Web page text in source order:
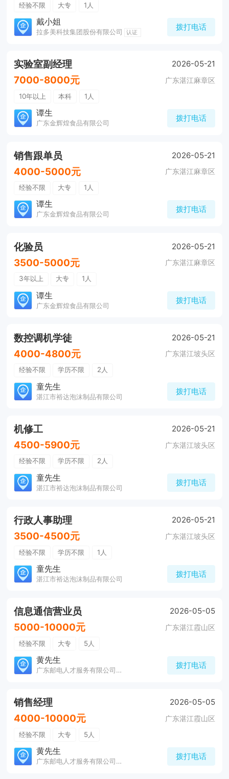
经验不限 大专 1人
戴小姐
拉多美科技集团股份有限公司 认证
拨打电话
实验室副经理 2026-05-21
7000-8000元 广东湛江麻章区
10年以上 本科 1人
谭生
广东金辉煌食品有限公司
拨打电话
销售跟单员 2026-05-21
4000-5000元 广东湛江麻章区
经验不限 大专 1人
谭生
广东金辉煌食品有限公司
拨打电话
化验员 2026-05-21
3500-5000元 广东湛江麻章区
3年以上 大专 1人
谭生
广东金辉煌食品有限公司
拨打电话
数控调机学徒 2026-05-21
4000-4800元 广东湛江坡头区
经验不限 学历不限 2人
童先生
湛江市裕达泡沫制品有限公司
拨打电话
机修工 2026-05-21
4500-5900元 广东湛江坡头区
经验不限 学历不限 2人
童先生
湛江市裕达泡沫制品有限公司
拨打电话
行政人事助理 2026-05-21
3500-4500元 广东湛江坡头区
经验不限 学历不限 1人
童先生
湛江市裕达泡沫制品有限公司
拨打电话
信息通信营业员 2026-05-05
5000-10000元 广东湛江霞山区
经验不限 大专 5人
黄先生
广东邮电人才服务有限公司湛江分公司
拨打电话
销售经理 2026-05-05
4000-10000元 广东湛江霞山区
经验不限 大专 5人
黄先生
广东邮电人才服务有限公司湛江分公司
拨打电话